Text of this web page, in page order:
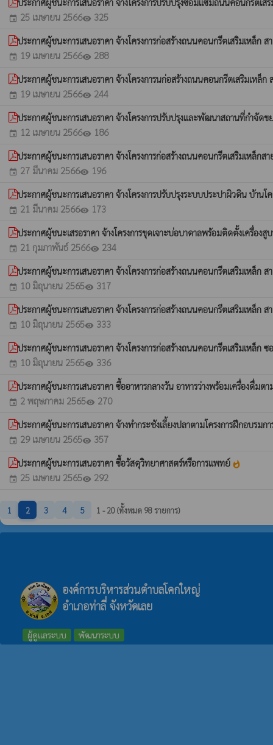
event 25 เมษายน 2566visibility 325
ประกาศผู้ชนะการเสนอราคา จ้างโครงการก่อสร้างถนนคอนกรีตเสริมเหล็
event 19 เมษายน 2566visibility 288
ประกาศผู้ชนะการเสนอราคา จ้างโครงการนก่อสร้างถนนคอนกรีตเสริมเห
event 19 เมษายน 2566visibility 244
ประกาศผู้ชนะการเสนอราคา จ้างโครงการปรับปรุงและพัฒนาสถานที่กํา
event 12 เมษายน 2566visibility 186
ประกาศผู้ชนะการเสนอราคา จ้างโครงการก่อสร้างถนนคอนกรีตเสริมเหล็ก
event 27 มีนาคม 2566visibility 196
ประกาศผู้ชนะการเสนอราคา จ้างโครงการปรับปรุงระบบประปาผิวดิน บ้าน
event 21 มีนาคม 2566visibility 173
ประกาศผู้ชนะเสรอราคา จ้างโครงการขุดเจาะบ่อบาดาลพร้อมติดตั้งเครื่อง
event 21 กุมภาพันธ์ 2566visibility 234
ประกาศผู้ชนะการเสนอราคา จ้างโครงการก่อสร้างถนนคอนกรีตเสริมเหล็
event 10 มิถุนายน 2565visibility 317
ประกาศผู้ชนะการเสนอราคา จ้างโครงการก่อสร้างถนนคอนกรีตเสริมเหล็
event 10 มิถุนายน 2565visibility 333
ประกาศผู้ชนะการเสนอราคา จ้างโครงการก่อสร้างถนนคอนกรีตเสริมเห
event 10 มิถุนายน 2565visibility 336
ประกาศผู้ชนะการเสนอราคา ซื้ออาหารกลางวัน อาหารว่างพร้อมเครื่องดื่ม
event 2 พฤษภาคม 2565visibility 270
ประกาศผู้ชนะการเสนอราคา จ้างทำกระชังเลี้ยงปลาตามโครงการฝึกอบรม
event 29 เมษายน 2565visibility 357
ประกาศผู้ชนะการเสนอราคา ซื้อวัสดุวิทยาศาสตร์หรือการแพทย์ whatshot
event 25 เมษายน 2565visibility 292
1 2 3 4 5 1 - 20 (ทั้งหมด 98 รายการ)
องค์การบริหารส่วนตำบลโคกใหญ่
อำเภอท่าลี่ จังหวัดเลย
ผู้ดูแลระบบ พัฒนาระบบ